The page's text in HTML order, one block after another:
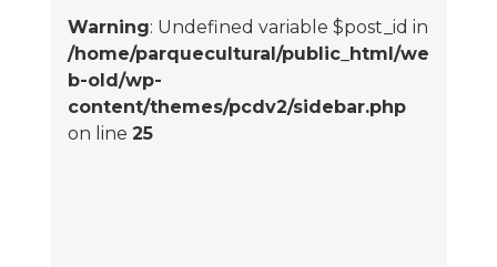
Warning: Undefined variable $post_id in
/home/parquecultural/public_html/we
b-old/wp-
content/themes/pcdv2/sidebar.php
on line 25